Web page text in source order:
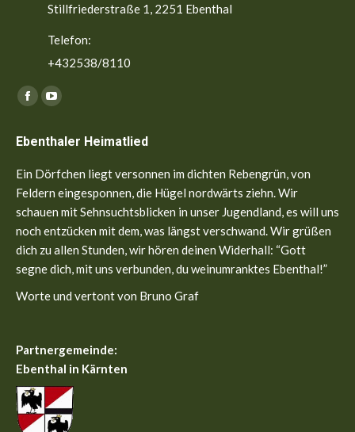
Stillfriederstraße 1, 2251 Ebenthal
Telefon:
+432538/8110
Finden Sie uns auf:
Facebook
opens
in
new
window
YouTube
opens
in
new
window
Ebenthaler Heimatlied
Ein Dörfchen liegt versonnen im dichten Rebengrün, von
Feldern eingesponnen, die Hügel nordwärts ziehn. Wir
schauen mit Sehnsuchtsblicken in unser Jugendland, es will uns
noch entzücken mit dem, was längst verschwand. Wir grüßen
dich zu allen Stunden, wir hören deinen Widerhall: “Gott
segne dich, mit uns verbunden, du weinumranktes Ebenthal!”
Worte und vertont von Bruno Graf
Partnergemeinde:
Ebenthal in Kärnten